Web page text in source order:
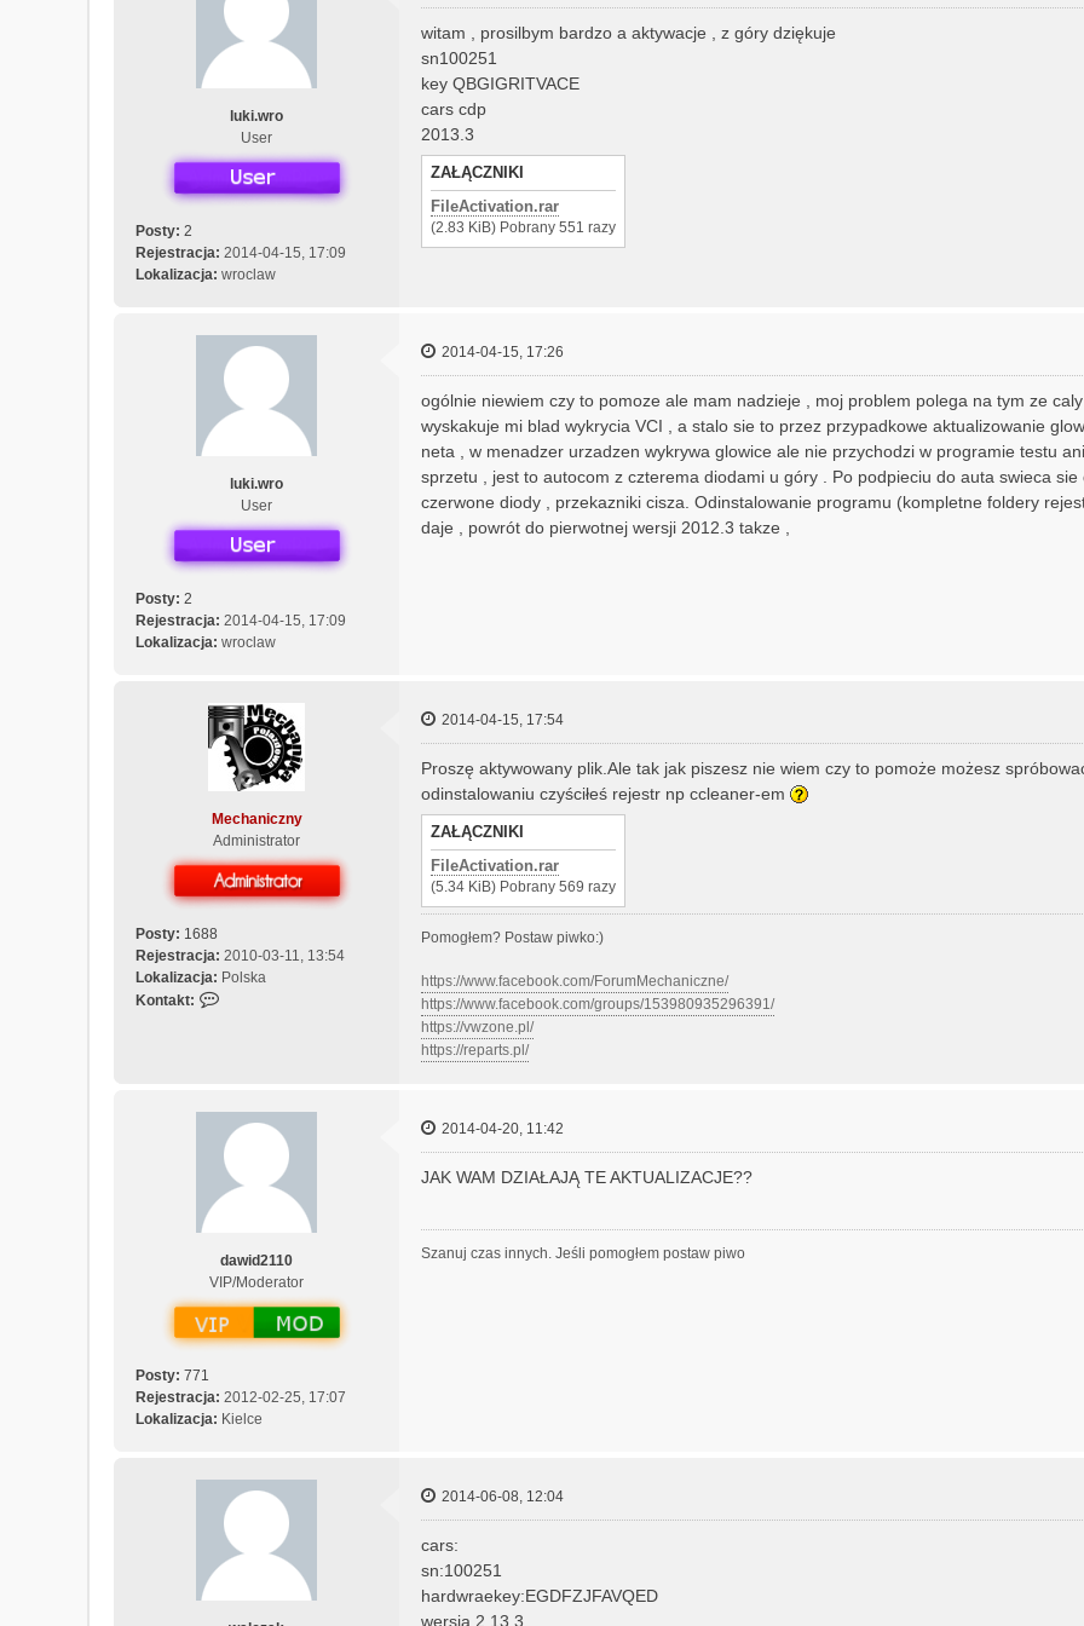
n
y
luki.wro
User
Posty: 2
Rejestracja: 2014-04-15, 17:09
Lokalizacja: wroclaw
witam , prosilbym bardzo a aktywacje , z góry dziękuje
sn100251
key QBGIGRITVACE
cars cdp
2013.3
ZAŁĄCZNIKI
FileActivation.rar
(2.83 KiB) Pobrany 551 razy
luki.wro
User
Posty: 2
Rejestracja: 2014-04-15, 17:09
Lokalizacja: wroclaw
2014-04-15, 17:26
ogólnie niewiem czy to pomoze ale mam nadzieje , moj problem polega na tym ze
wyskakuje mi blad wykrycia VCI , a stalo sie to przez przypadkowe aktualizowanie
neta , w menadzer urzadzen wykrywa glowice ale nie przychodzi w programie testu
sprzetu , jest to autocom z czterema diodami u góry . Po podpieciu do auta swieca sie
czerwone diody , przekazniki cisza. Odinstalowanie programu (kompletne foldery
daje , powrót do pierwotnej wersji 2012.3 takze ,
Mechaniczny
Administrator
Posty: 1688
Rejestracja: 2010-03-11, 13:54
Lokalizacja: Polska
Kontakt:
t
u
j
ę
z
M
e
c
a
n
z
y
2014-04-15, 17:54
Proszę aktywowany plik.Ale tak jak piszesz nie wiem czy to pomoże możesz
odinstalowaniu czyściłeś rejestr np ccleaner-em
ZAŁĄCZNIKI
FileActivation.rar
(5.34 KiB) Pobrany 569 razy
Pomogłem? Postaw piwko:)
https://www.facebook.com/ForumMechaniczne/
https://www.facebook.com/groups/153980935296391/
https://vwzone.pl/
https://reparts.pl/
dawid2110
VIP/Moderator
Posty: 771
Rejestracja: 2012-02-25, 17:07
Lokalizacja: Kielce
2014-04-20, 11:42
JAK WAM DZIAŁAJĄ TE AKTUALIZACJE??
Szanuj czas innych. Jeśli pomogłem postaw piwo
2014-06-08, 12:04
cars:
sn:100251
hardwraekey:EGDFZJFAVQED
wersja 2.13.3